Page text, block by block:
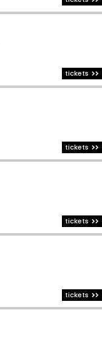
tickets
tickets
tickets
tickets